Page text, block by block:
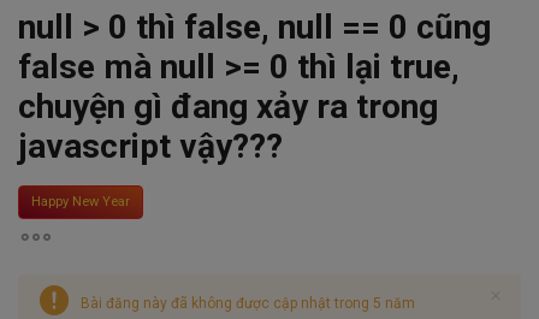
null > 0 thì false, null == 0 cũng
false mà null >= 0 thì lại true,
chuyện gì đang xảy ra trong
javascript vậy???
Happy New Year
Bài đăng này đã không được cập nhật trong 5 năm